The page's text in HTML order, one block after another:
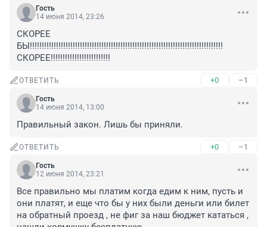
Гость
14 июня 2014, 23:26
СКОРЕЕ
БЫ!!!!!!!!!!!!!!!!!!!!!!!!!!!!!!!!!!!!!!!!!!!!!!!!!!!!!!!!!!!!!!!!!!!!!!!!!!!!!!!!!
СКОРЕЕ!!!!!!!!!!!!!!!!!!!!!!!!!
ОТВЕТИТЬ +0 –1
Гость
14 июня 2014, 13:00
Правильный закон. Лишь бы приняли.
ОТВЕТИТЬ +0 –1
Гость
12 июня 2014, 23:21
Все правильно мы платим когда едим к ним, пусть и
они платят, и еще что бы у них были деньги или билет
на обратный проезд , не фиг за наш бюджет кататься ,